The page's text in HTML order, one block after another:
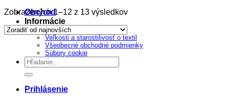
Obchod
Informácie
Chceš vlastné tričko?
Veľkosti a starostilivosť o textil
Všeobecné obchodné podmienky
Súbory cookie
Hľadať:
Prihlásenie
Zobrazených 1–12 z 13 výsledkovSorted
obsah